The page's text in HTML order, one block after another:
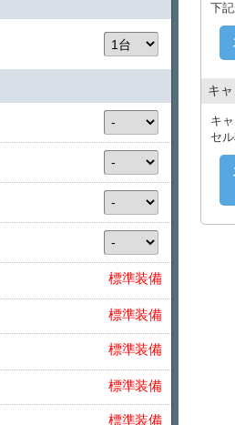
況や諸事情、繁忙期期間、悪天候など
ご連絡させていただきますのでご了承
間によっては、空港にて少しお待ちい
、多少前後する場合がございます。
舗へ直接お越しになるお客様は、タク
ります。その際は、領収書を必ず店舗
イブをスタートしていただけるよう、
ートいたします。
り車両に損害を与えた場合に、お客様に
へ車両の返却が可能な場合は１０万円、返
オプションのNOC補償制度（2,000円/1日
いて】
場合、下記の手数料を申し受けます。
料
％
標準装備
標準装備
標準装備
標準装備
標準装備
下
キ
キ
セ